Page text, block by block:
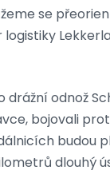
se
logistiky
drážní odnož
bojovali
budou
dlouhý